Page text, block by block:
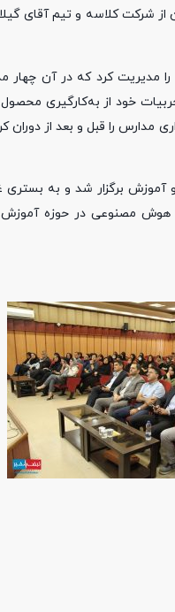
شرکت کلاسه و تیم آقای
را مدیریت کرد که در آن
خود از به‌کارگیری محصول
مدارس را قبل و بعد از
برگزار شد و به بستری غنی
مصنوعی در حوزه